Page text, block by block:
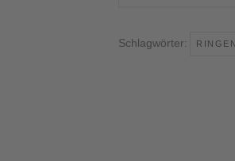
Schlagwörter: RINGEN